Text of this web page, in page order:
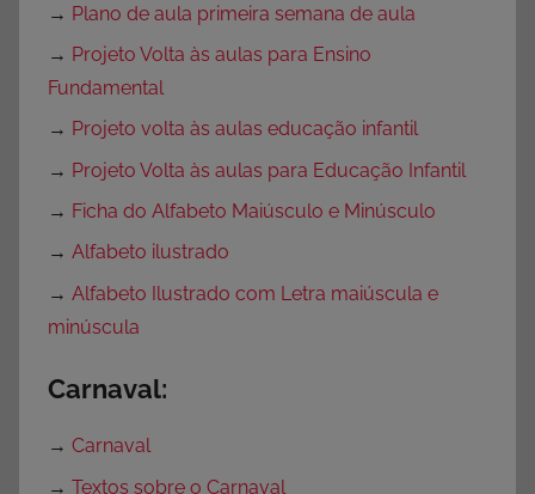
→ Plano de aula primeira semana de aula
→ Projeto Volta às aulas para Ensino
Fundamental
→ Projeto volta às aulas educação infantil
→ Projeto Volta às aulas para Educação Infantil
→ Ficha do Alfabeto Maiúsculo e Minúsculo
→ Alfabeto ilustrado
→ Alfabeto Ilustrado com Letra maiúscula e
minúscula
Carnaval:
→ Carnaval
→ Textos sobre o Carnaval